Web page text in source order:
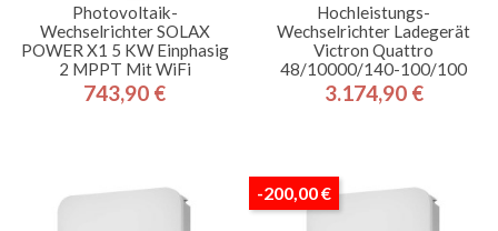
Photovoltaik-
Wechselrichter SOLAX
POWER X1 5 KW Einphasig
2 MPPT Mit WiFi
Preis
743,90 €
Hochleistungs-
Wechselrichter Ladegerät
Victron Quattro
48/10000/140-100/100
Preis
3.174,90 €
-200,00 €